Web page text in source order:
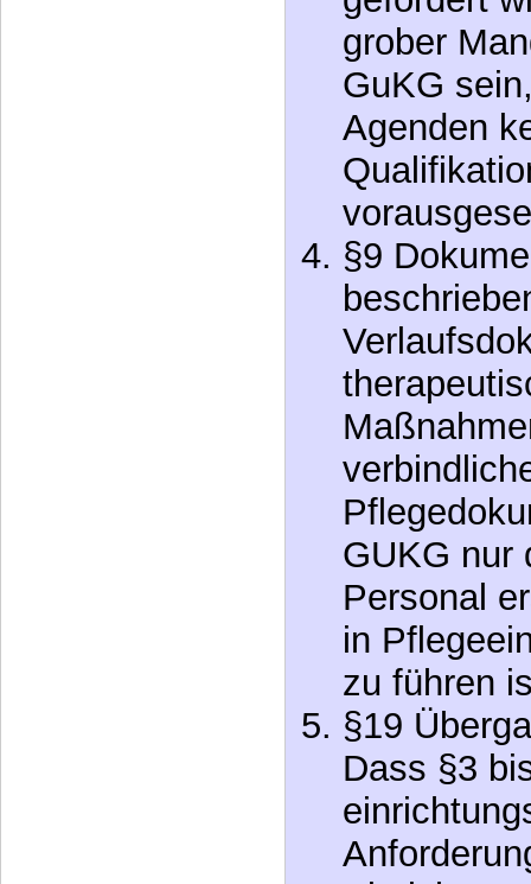
grober
GuKG
Agenden
§9
GUKG nur
Personal
in
zu führen
§19
Dass §3